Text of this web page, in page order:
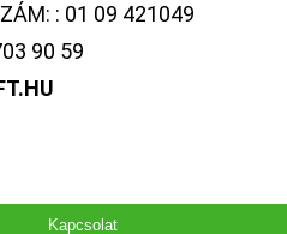
: 01 09 421049
90 59
Kapcsolat